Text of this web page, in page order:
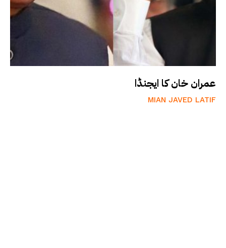
عمران خان کا ایجنڈا
MIAN JAVED LATIF